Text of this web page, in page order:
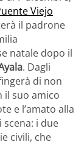
Viejo
il padrone
natale dopo il
. Dagli
di non
il suo amico
e l’amato alla
scena: i due
civili, che